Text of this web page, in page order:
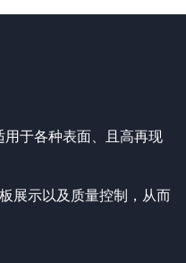
于各种表面、且高再现
展示以及质量控制，从而